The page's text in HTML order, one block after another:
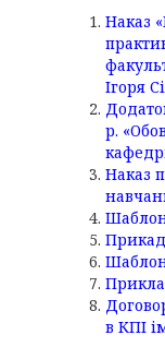
Наказ «
Ігоря
р.
Наказ
Шаблон
в КПІ